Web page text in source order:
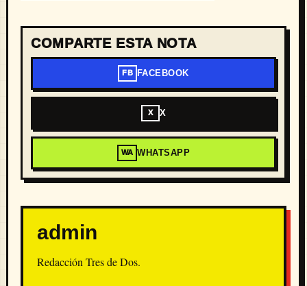
COMPARTE ESTA NOTA
FB FACEBOOK
X X
WA WHATSAPP
admin
Redacción Tres de Dos.